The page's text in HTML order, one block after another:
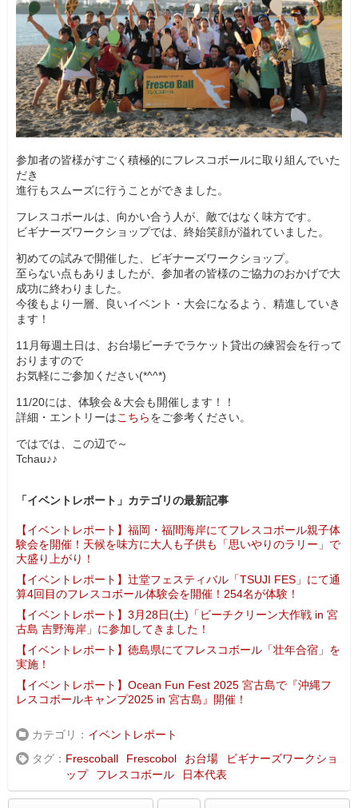
参加者の皆様がすごく積極的にフレスコボールに取り組んでいた
だき
進行もスムーズに行うことができました。
フレスコボールは、向かい合う人が、敵ではなく味方です。
ビギナーズワークショップでは、終始笑顔が溢れていました。
初めての試みで開催した、ビギナーズワークショップ。
至らない点もありましたが、参加者の皆様のご協力のおかげで大
成功に終わりました。
今後もより一層、良いイベント・大会になるよう、精進していき
ます！
11月毎週土日は、お台場ビーチでラケット貸出の練習会を行って
おりますので
お気軽にご参加ください(*^^*)
11/20には、体験会＆大会も開催します！！
詳細・エントリーはこちらをご参考ください。
ではでは、この辺で～
Tchau♪♪
「イベントレポート」カテゴリの最新記事
【イベントレポート】福岡・福間海岸にてフレスコボール親子体
験会を開催！天候を味方に大人も子供も「思いやりのラリー」で
大盛り上がり！
【イベントレポート】辻堂フェスティバル「TSUJI FES」にて通
算4回目のフレスコボール体験会を開催！254名が体験！
【イベントレポート】3月28日(土)「ビーチクリーン大作戦 in 宮
古島 吉野海岸」に参加してきました！
【イベントレポート】徳島県にてフレスコボール「壮年合宿」を
実施！
【イベントレポート】Ocean Fun Fest 2025 宮古島で『沖縄フ
レスコボールキャンプ2025 in 宮古島』開催！
カテゴリ
イベントレポート
タグ
Frescoball Frescobol お台場
ビギナーズワークショ
ップ
フレスコボール 日本代表